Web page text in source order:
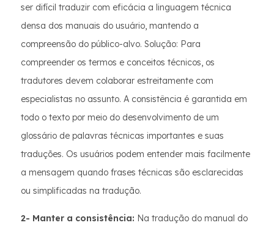
ser difícil traduzir com eficácia a linguagem técnica
densa dos manuais do usuário, mantendo a
compreensão do público-alvo. Solução: Para
compreender os termos e conceitos técnicos, os
tradutores devem colaborar estreitamente com
especialistas no assunto. A consistência é garantida em
todo o texto por meio do desenvolvimento de um
glossário de palavras técnicas importantes e suas
traduções. Os usuários podem entender mais facilmente
a mensagem quando frases técnicas são esclarecidas
ou simplificadas na tradução.
2- Manter a consistência: Na tradução do manual do